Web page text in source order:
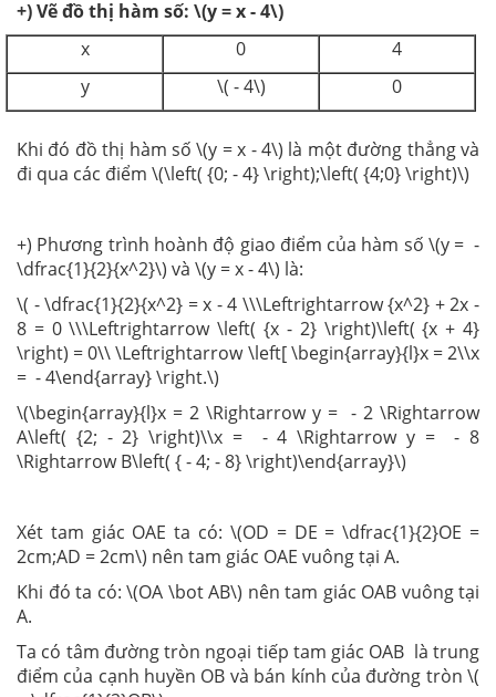
+) Vẽ đồ thị hàm số: \(y = x - 4\)
x
0
4
y
\( - 4\) 0
Khi đó đồ thị hàm số \(y = x - 4\) là một đường thẳng và
đi qua các điểm \(\left( {0; - 4} \right);\left( {4;0} \right)\)
+) Phương trình hoành độ giao điểm của hàm số \(y = -
\dfrac{1}{2}{x^2}\) và \(y = x - 4\) là:
\( - \dfrac{1}{2}{x^2} = x - 4 \\\Leftrightarrow {x^2} + 2x -
8 = 0 \\\Leftrightarrow \left( {x - 2} \right)\left( {x + 4}
\right) = 0\\ \Leftrightarrow \left[ \begin{array}{l}x = 2\\x
= - 4\end{array} \right.\)
\(\begin{array}{l}x = 2 \Rightarrow y = - 2 \Rightarrow
A\left( {2; - 2} \right)\\x = - 4 \Rightarrow y = - 8
\Rightarrow B\left( { - 4; - 8} \right)\end{array}\)
Xét tam giác OAE ta có: \(OD = DE = \dfrac{1}{2}OE =
2cm;AD = 2cm\) nên tam giác OAE vuông tại A.
Khi đó ta có: \(OA \bot AB\) nên tam giác OAB vuông tại
A.
Ta có tâm đường tròn ngoại tiếp tam giác OAB là trung
điểm của cạnh huyền OB và bán kính của đường tròn \(